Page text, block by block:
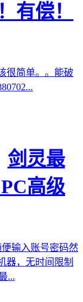
有偿！
很简单。。能破
剑灵最
高级
输入账号密码然
器，无时间限制
...